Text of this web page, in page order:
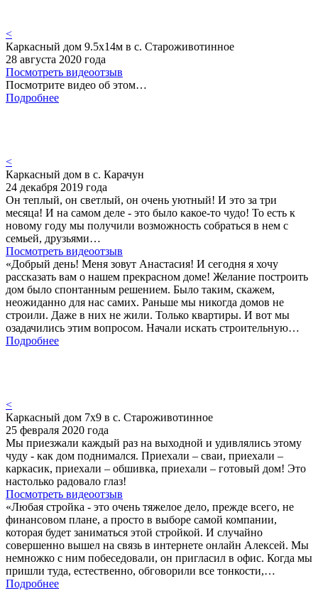
<
Каркасный дом 9.5х14м в с. Староживотинное
28 августа 2020 года
Посмотреть видеоотзыв
Посмотрите видео об этом…
Подробнее
<
Каркасный дом в с. Карачун
24 декабря 2019 года
Он теплый, он светлый, он очень уютный! И это за три
месяца! И на самом деле - это было какое-то чудо! То есть к
новому году мы получили возможность собраться в нем с
семьей, друзьями…
Посмотреть видеоотзыв
«Добрый день! Меня зовут Анастасия! И сегодня я хочу
рассказать вам о нашем прекрасном доме! Желание построить
дом было спонтанным решением. Было таким, скажем,
неожиданно для нас самих. Раньше мы никогда домов не
строили. Даже в них не жили. Только квартиры. И вот мы
озадачились этим вопросом. Начали искать строительную…
Подробнее
<
Каркасный дом 7х9 в с. Староживотинное
25 февраля 2020 года
Мы приезжали каждый раз на выходной и удивлялись этому
чуду - как дом поднимался. Приехали – сваи, приехали –
каркасик, приехали – обшивка, приехали – готовый дом! Это
настолько радовало глаз!
Посмотреть видеоотзыв
«Любая стройка - это очень тяжелое дело, прежде всего, не
финансовом плане, а просто в выборе самой компании,
которая будет заниматься этой стройкой. И случайно
совершенно вышел на связь в интернете онлайн Алексей. Мы
немножко с ним побеседовали, он пригласил в офис. Когда мы
пришли туда, естественно, обговорили все тонкости,…
Подробнее